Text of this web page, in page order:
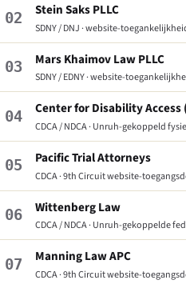
02 Stein Saks PLLC
SDNY / DNJ · website-
03 Mars Khaimov Law PLLC
SDNY / EDNY · website-
04 Center for Disability
CDCA / NDCA · Unruh-gekoppeld
05 Pacific Trial Attorneys
CDCA · 9th Circuit website-
06 Wittenberg Law
CDCA / NDCA · Unruh-gekoppelde
07 Manning Law APC
CDCA · 9th Circuit website-